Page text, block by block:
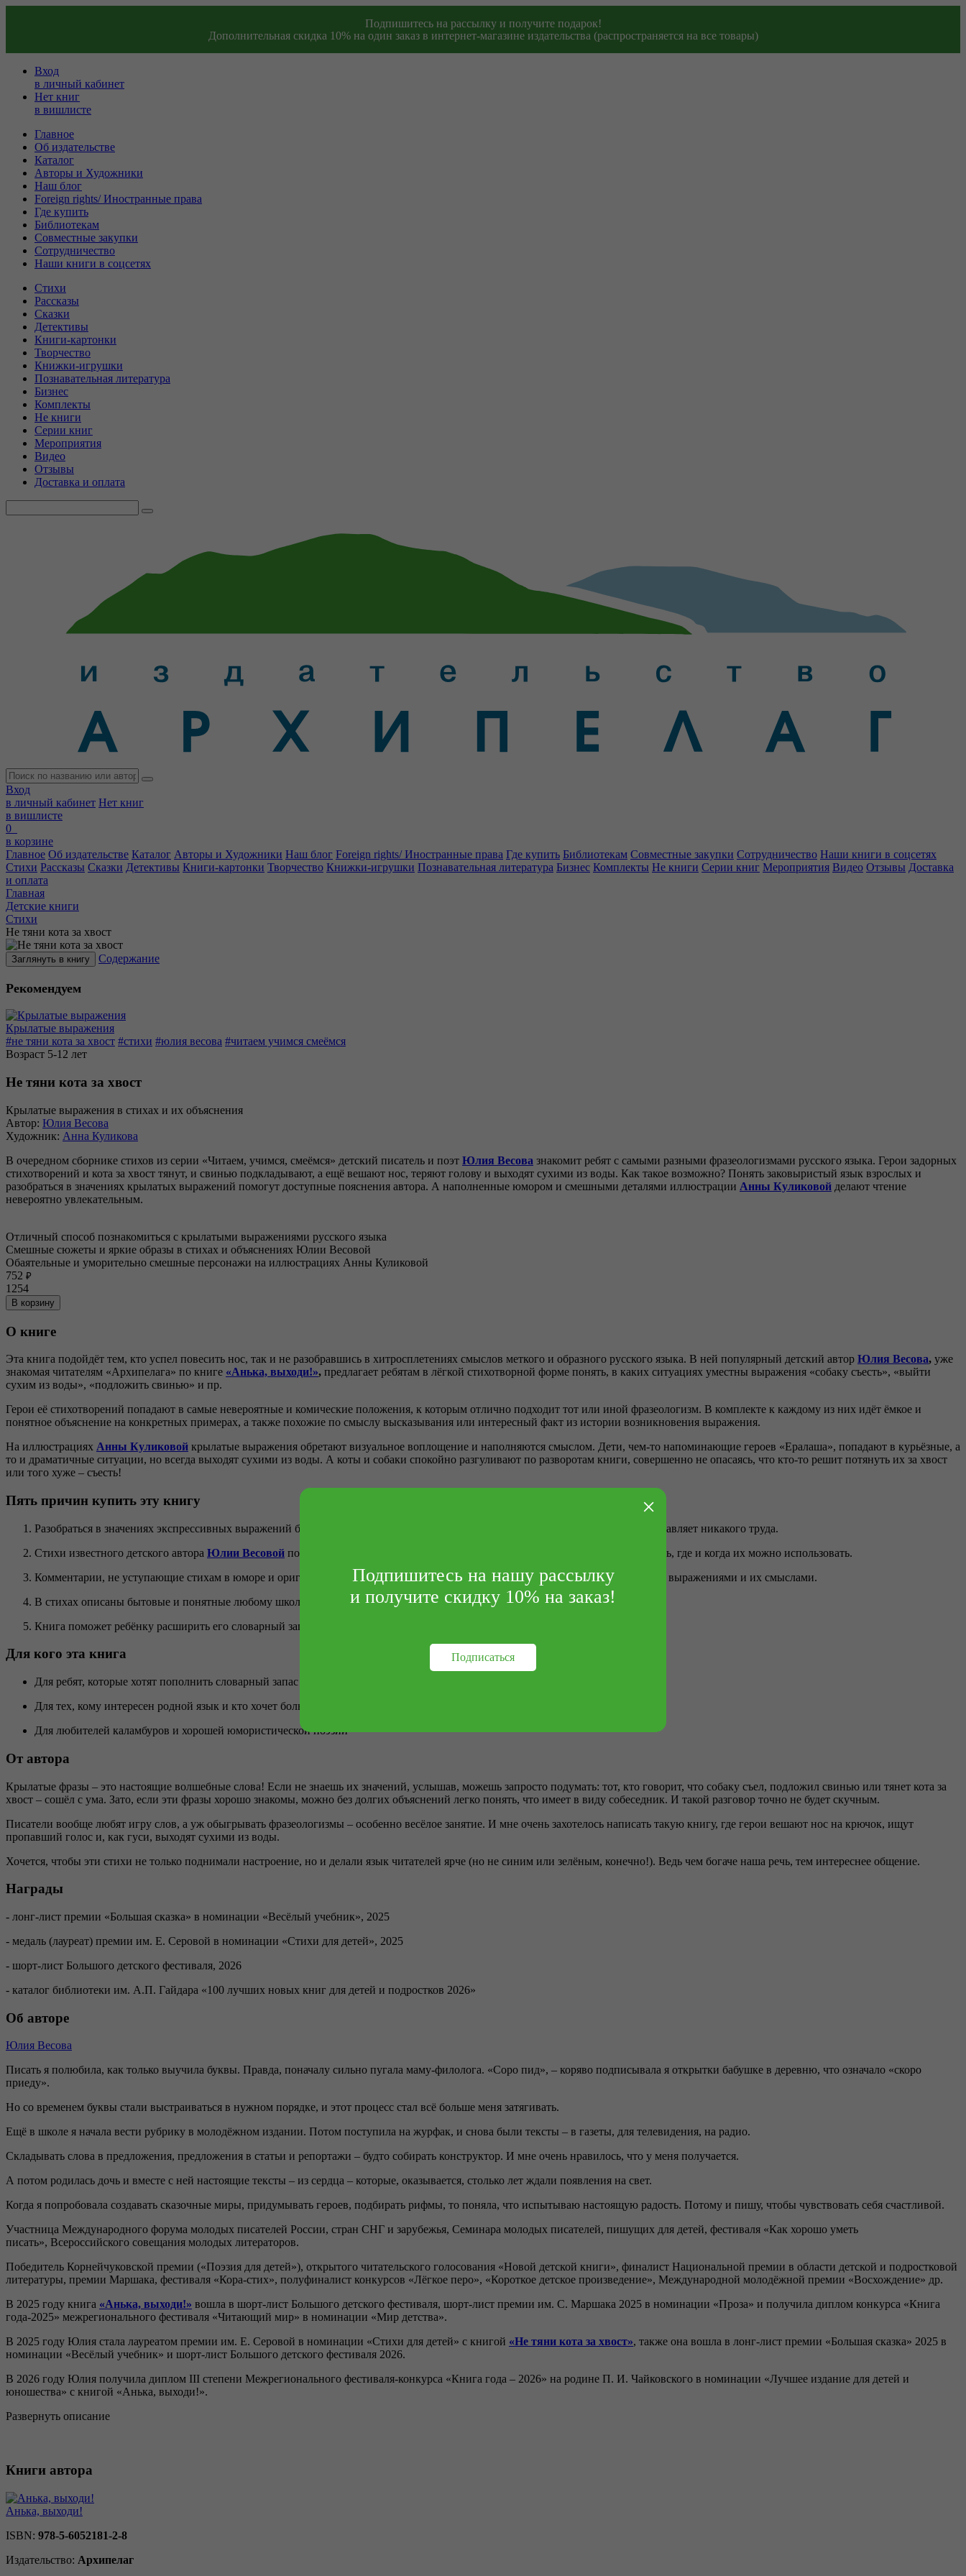
Подпишитесь на рассылку и получите подарок!
Дополнительная скидка 10% на один заказ в интернет-магазине издательства (распространяется на все товары)
Вход
в личный кабинет
Нет книг
в вишлисте
Главное
Об издательстве
Каталог
Авторы и Художники
Наш блог
Foreign rights/ Иностранные права
Где купить
Библиотекам
Совместные закупки
Сотрудничество
Наши книги в соцсетях
Стихи
Рассказы
Сказки
Детективы
Книги-картонки
Творчество
Книжки-игрушки
Познавательная литература
Бизнес
Комплекты
Не книги
Серии книг
Мероприятия
Видео
Отзывы
Доставка и оплата
Вход
в личный кабинет Нет книг
в вишлисте
0
в корзине
Главное Об издательстве Каталог Авторы и Художники Наш блог Foreign rights/ Иностранные права Где купить Библиотекам Совместные закупки Сотрудничество Наши книги в соцсетях
Стихи Рассказы Сказки Детективы Книги-картонки Творчество Книжки-игрушки Познавательная литература Бизнес Комплекты Не книги Серии книг Мероприятия Видео Отзывы Доставка
и оплата
Главная
Детские книги
Стихи
Не тяни кота за хвост
Заглянуть в книгу Содержание
Рекомендуем
Крылатые выражения
#не тяни кота за хвост #стихи #юлия весова #читаем учимся смеёмся
Возраст 5-12 лет
Не тяни кота за хвост
Крылатые выражения в стихах и их объяснения
Автор: Юлия Весова
Художник: Анна Куликова
В очередном сборнике стихов из серии «Читаем, учимся, смеёмся» детский писатель и поэт Юлия Весова знакомит ребят с самыми разными фразеологизмами русского языка. Герои задорных
стихотворений и кота за хвост тянут, и свинью подкладывают, а ещё вешают нос, теряют голову и выходят сухими из воды. Как такое возможно? Понять заковыристый язык взрослых и
разобраться в значениях крылатых выражений помогут доступные пояснения автора. А наполненные юмором и смешными деталями иллюстрации Анны Куликовой делают чтение
невероятно увлекательным.
Отличный способ познакомиться с крылатыми выражениями русского языка
Смешные сюжеты и яркие образы в стихах и объяснениях Юлии Весовой
Обаятельные и уморительно смешные персонажи на иллюстрациях Анны Куликовой
752 ₽
1254
В корзину
О книге
Эта книга подойдёт тем, кто успел повесить нос, так и не разобравшись в хитросплетениях смыслов меткого и образного русского языка. В ней популярный детский автор Юлия Весова, уже
знакомая читателям «Архипелага» по книге «Анька, выходи!», предлагает ребятам в лёгкой стихотворной форме понять, в каких ситуациях уместны выражения «собаку съесть», «выйти
сухим из воды», «подложить свинью» и пр.
Герои её стихотворений попадают в самые невероятные и комические положения, к которым отлично подходит тот или иной фразеологизм. В комплекте к каждому из них идёт ёмкое и
понятное объяснение на конкретных примерах, а также похожие по смыслу высказывания или интересный факт из истории возникновения выражения.
На иллюстрациях Анны Куликовой крылатые выражения обретают визуальное воплощение и наполняются смыслом. Дети, чем-то напоминающие героев «Ералаша», попадают в курьёзные, а
то и драматичные ситуации, но всегда выходят сухими из воды. А коты и собаки спокойно разгуливают по разворотам книги, совершенно не опасаясь, что кто-то решит потянуть их за хвост
или того хуже – съесть!
Пять причин купить эту книгу
Разобраться в значениях экспрессивных выражений благодаря юмористической подаче и познавательному наполнению не составляет никакого труда.
Стихи известного детского автора Юлии Весовой позволяют не только понять смысл фразеологизмов, но и без труда запомнить, где и когда их можно использовать.
Комментарии, не уступающие стихам в юморе и оригинальности, знакомят читателей с другими, не менее распространёнными выражениями и их смыслами.
В стихах описаны бытовые и понятные любому школьнику ситуации, поэтому фразы без труда откладываются в памяти.
Книга поможет ребёнку расширить его словарный запас и кругозор, а также сделает речь богаче и ярче.
Для кого эта книга
Для ребят, которые хотят пополнить словарный запас и расширить кругозор
Для тех, кому интересен родной язык и кто хочет больше о нём знать
Для любителей каламбуров и хорошей юмористической поэзии
От автора
Крылатые фразы – это настоящие волшебные слова! Если не знаешь их значений, услышав, можешь запросто подумать: тот, кто говорит, что собаку съел, подложил свинью или тянет кота за
хвост – сошёл с ума. Зато, если эти фразы хорошо знакомы, можно без долгих объяснений легко понять, что имеет в виду собеседник. И такой разговор точно не будет скучным.
Писатели вообще любят игру слов, а уж обыгрывать фразеологизмы – особенно весёлое занятие. И мне очень захотелось написать такую книгу, где герои вешают нос на крючок, ищут
пропавший голос и, как гуси, выходят сухими из воды.
Хочется, чтобы эти стихи не только поднимали настроение, но и делали язык читателей ярче (но не синим или зелёным, конечно!). Ведь чем богаче наша речь, тем интереснее общение.
Награды
- лонг-лист премии «Большая сказка» в номинации «Весёлый учебник», 2025
- медаль (лауреат) премии им. Е. Серовой в номинации «Стихи для детей», 2025
- шорт-лист Большого детского фестиваля, 2026
- каталог библиотеки им. А.П. Гайдара «100 лучших новых книг для детей и подростков 2026»
Об авторе
Юлия Весова
Писать я полюбила, как только выучила буквы. Правда, поначалу сильно пугала маму-филолога. «Соро пид», – коряво подписывала я открытки бабушке в деревню, что означало «скоро
приеду».
Но со временем буквы стали выстраиваться в нужном порядке, и этот процесс стал всё больше меня затягивать.
Ещё в школе я начала вести рубрику в молодёжном издании. Потом поступила на журфак, и снова были тексты – в газеты, для телевидения, на радио.
Складывать слова в предложения, предложения в статьи и репортажи – будто собирать конструктор. И мне очень нравилось, что у меня получается.
А потом родилась дочь и вместе с ней настоящие тексты – из сердца – которые, оказывается, столько лет ждали появления на свет.
Когда я попробовала создавать сказочные миры, придумывать героев, подбирать рифмы, то поняла, что испытываю настоящую радость. Потому и пишу, чтобы чувствовать себя счастливой.
Участница Международного форума молодых писателей России, стран СНГ и зарубежья, Семинара молодых писателей, пишущих для детей, фестиваля «Как хорошо уметь
писать», Всероссийского совещания молодых литераторов.
Победитель Корнейчуковской премии («Поэзия для детей»), открытого читательского голосования «Новой детской книги», финалист Национальной премии в области детской и подростковой
литературы, премии Маршака, фестиваля «Кора-стих», полуфиналист конкурсов «Лёгкое перо», «Короткое детское произведение», Международной молодёжной премии «Восхождение» др.
В 2025 году книга «Анька, выходи!» вошла в шорт-лист Большого детского фестиваля, шорт-лист премии им. С. Маршака 2025 в номинации «Проза» и получила диплом конкурса «Книга
года-2025» межрегионального фестиваля «Читающий мир» в номинации «Мир детства».
В 2025 году Юлия стала лауреатом премии им. Е. Серовой в номинации «Стихи для детей» с книгой «Не тяни кота за хвост», также она вошла в лонг-лист премии «Большая сказка» 2025 в
номинации «Весёлый учебник» и шорт-лист Большого детского фестиваля 2026.
В 2026 году Юлия получила диплом III степени Межрегионального фестиваля‑конкурса «Книга года – 2026» на родине П. И. Чайковского в номинации «Лучшее издание для детей и
юношества» с книгой «Анька, выходи!».
Развернуть описание
Книги автора
Анька, выходи!
ISBN: 978-5-6052181-2-8
Издательство: Архипелаг
×
Подпишитесь на нашу рассылку
и получите скидку 10% на заказ!
Подписаться